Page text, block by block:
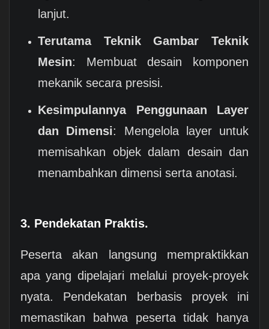
lanjut.
Terutama Teknik Gambar Teknik
Mesin: Membuat desain komponen
mekanik secara presisi.
Kesimpulannya Penggunaan Layer
dan Dimensi: Mengelola layer untuk
memisahkan objek dalam desain dan
menambahkan dimensi serta anotasi.
3. Pendekatan Praktis.
Peserta akan langsung mempraktikkan
apa yang dipelajari melalui proyek-proyek
nyata. Pendekatan berbasis proyek ini
memastikan bahwa peserta tidak hanya